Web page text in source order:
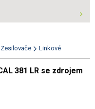
Zesilovače Linkové
381 LR se zdrojem